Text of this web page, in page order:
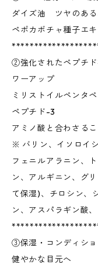
ダイズ油 ツヤのある
ペポカボチャ種子エ
②強化されたペプチ
ワーアップ
ミリストイルペンタ
ペプチド-3
アミノ酸と合わさる
※ バリン、イソロイ
フェニルアラニン、
ン、アルギニン、グ
て保湿)、チロシン、
ン、アスパラギン酸
③保湿・コンディショ
健やかな目元へ